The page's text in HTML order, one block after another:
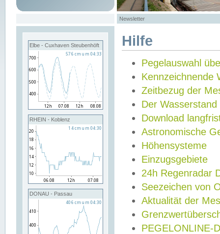
Newsletter
Elbe - Cuxhaven Steubenhöft
RHEIN - Koblenz
DONAU - Passau
Hilfe
Pegelauswahl
Kennzeichnende
Zeitbezug der
Der Wasserstand
Download
Astronomische
Höhensysteme
Einzugsgebiete
24h Regenradar
Seezeichen von
Aktualität der
PEGELONLINE-